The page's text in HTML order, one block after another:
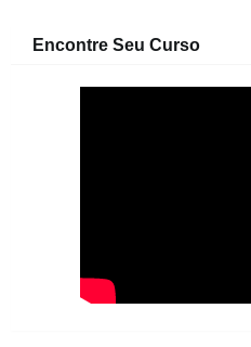
Encontre Seu Curso